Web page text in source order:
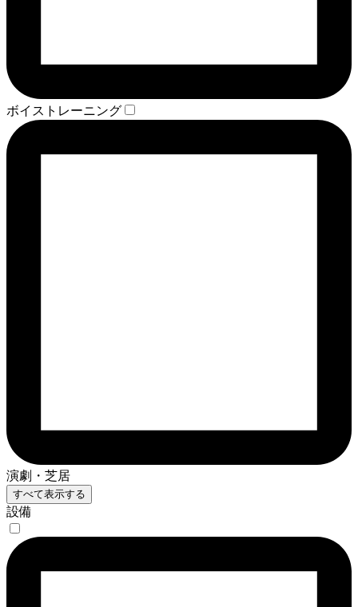
ボイストレーニング
演劇・芝居
すべて表示する
設備